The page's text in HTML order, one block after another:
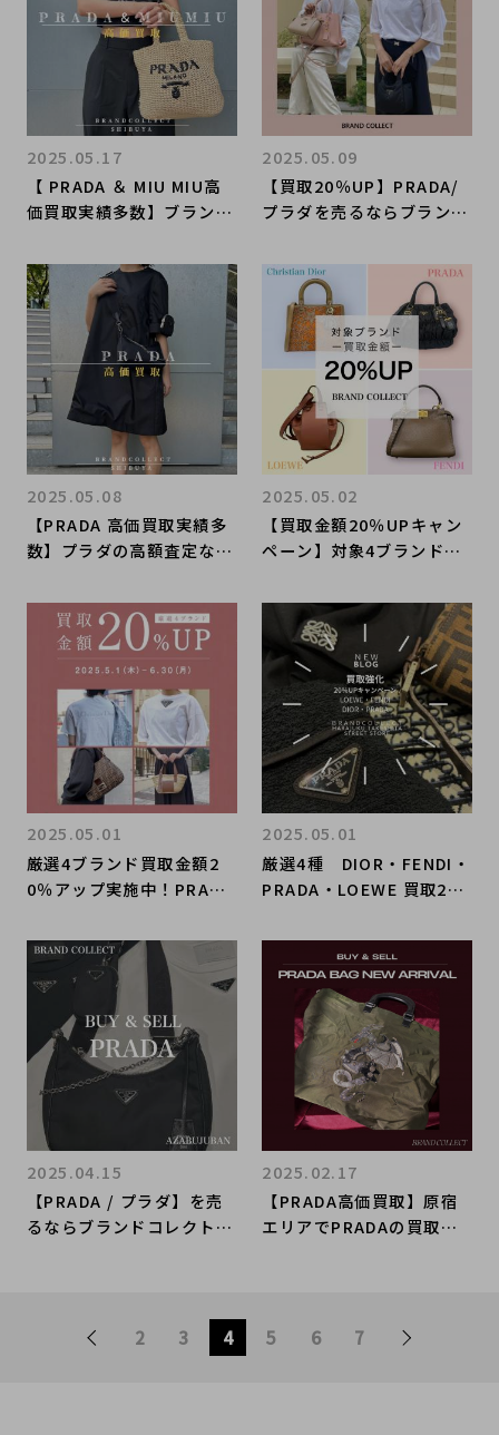
【 PRADA ＆ MIU MIU高
価買取実績多数】ブランド
ブランドコレクト渋谷店
へ 新宿/目黒/代々木/恵
比寿/代官山などでご売却
を検討中の方にお勧めで
す！
2025.05.17
【買取20％UP】PRADA/
プラダを売るならブランド
高価買取キャンペーン中の
今がチャンス！！バッグ・
アパレル高価買取いたしま
す。
2025.05.09
【PRADA 高価買取実績多
数】プラダの高額査定なら
へ 新宿/目黒/代々木/恵
比寿/代官山などでご売却
を検討中の方にお勧めで
2025.05.08
【買取金額20％UPキャン
ペーン】対象4ブランドを
ブランド品売るならブラン
ドコレクト表参道1号店
へ！
2025.05.02
厳選4ブランド買取金額2
0％アップ実施中！PRADA
ドコレクト麻布十番店にお
任せください！
2025.05.01
厳選4種 DIOR・FENDI・
PRADA・LOEWE 買取2
神宮前/代々木/原宿/渋谷/
表参道/代々木上原で服を
売るならブランドコレクト
原宿竹下通り店にお任せく
ださい！
2025.05.01
【PRADA / プラダ】を売
るならブランドコレクト麻
2025.04.15
【PRADA高価買取】原宿
エリアでPRADAの買取な
なバッグをご紹介！
2025.02.17
2 3 4 5 6 7